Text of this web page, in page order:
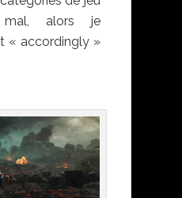
alors je
« accordingly »